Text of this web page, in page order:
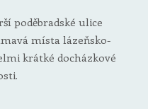
poděbradské ulice
místa lázeňsko-
krátké docházkové